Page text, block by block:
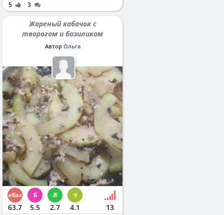
5 3
Жареный кабачок с
творогом и базиликом
Автор Ольга
63.7 5.5 2.7 4.1 13